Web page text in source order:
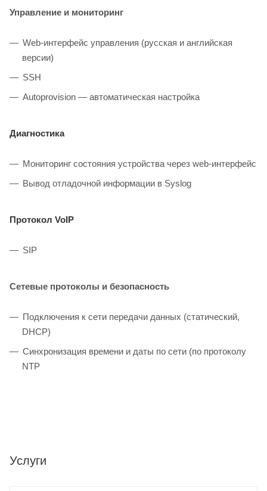
Управление и мониторинг
Web-интерфейс управления (русская и английская
версии)
SSH
Autoprovision — автоматическая настройка
Диагностика
Мониторинг состояния устройства через web-интерфейс
Вывод отладочной информации в Syslog
Протокол VoIP
SIP
Сетевые протоколы и безопасность
Подключения к сети передачи данных (статический,
DHCP)
Синхронизация времени и даты по сети (по протоколу
NTP
Услуги